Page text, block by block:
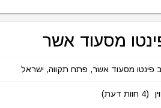
מסעוד אשר
פינטו מסעוד אשר, פתח תקווה, ישראל
(4 חוות דעת)